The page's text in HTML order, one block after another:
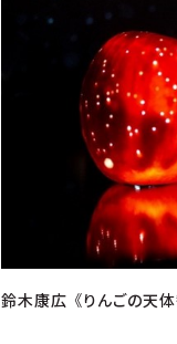
鈴木康広 《りんごの